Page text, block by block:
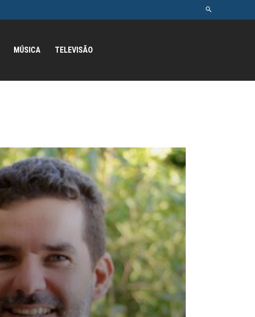
MÚSICA TELEVISÃO